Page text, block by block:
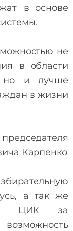
в основе
не
в области
но и лучше
в жизни
Карпенко
а так же
ЦИК за